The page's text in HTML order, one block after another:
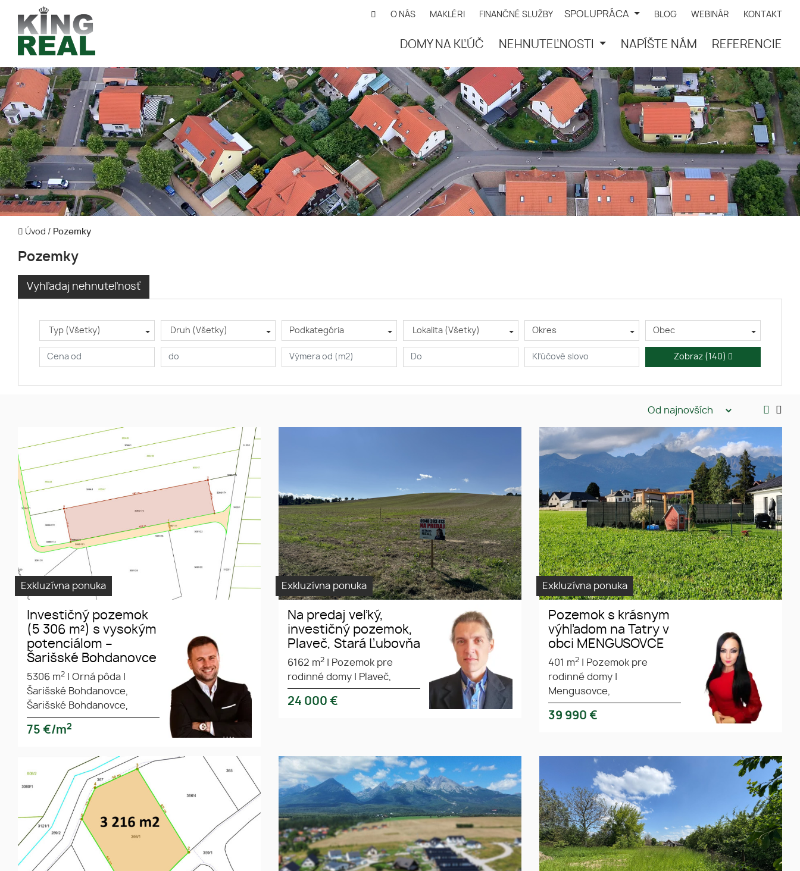
O NÁS MAKLÉRI FINANČNÉ SLUŽBY SPOLUPRÁCA BLOG WEBINÁR KONTAKT
DOMY NA KĽÚČ NEHNUTEĽNOSTI NAPÍŠTE NÁM REFERENCIE
Úvod / Pozemky
Pozemky
Vyhľadaj nehnuteľnosť
Typ (Všetky) Druh (Všetky) Podkategória Lokalita (Všetky) Okres Obec
Zobraz (140)
Investičný pozemok (5 306 m²)
s vysokým potenciálom –
Šarišské Bohdanovce
INVESTIČNÝ
POZEMOK
RÝCHLE
NAPOJENIE NA
DIALNICU
PREŠOV
Exkluzívna ponuka
Investičný pozemok
(5 306 m²) s vysokým
potenciálom –
Šarišské Bohdanovce
5306 m2 Orná pôda
Šarišské Bohdanovce,
Šarišské Bohdanovce,
75 €/m2
Blízko Starej
Ľubovne
Exkluzívna ponuka
Na predaj veľký,
investičný pozemok,
Plaveč, Stará Ľubovňa
6162 m2
Pozemok pre
rodinné domy
Plaveč,
24 000 €
Ponúkame Vám exkluzívne na
predaj pozemok vhodný na
výstavbu rodinného domu v
obci Mengusovce s krásnym
výhľadom na Tatry.
Exkluzívna ponuka
Pozemok s krásnym
výhľadom na Tatry v
obci MENGUSOVCE
401 m2
Pozemok pre
rodinné domy
Mengusovce,
39 990 €
EXKLUZÍVNE NA PREDAJ:
Stavebný pozemok pre IBV (3
216 m²) – Nová Polhora (Košice
/ Prešov)
Nádherný stavebný pozemok s
výhľadom na Tatry - Stará
Lesná, okr. Kežmarok
pozemok
Vysoké Tatry
na predaj
Ponúkame Vám exkluzívne na
predaj pozemok vhodný na
výstavbu rodinného domu v
obci Veľká Ida